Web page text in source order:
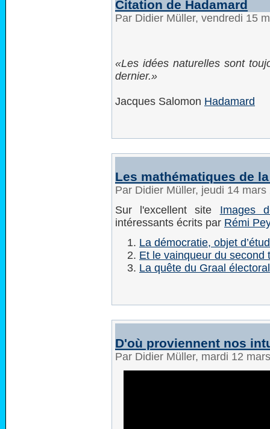
Citation de Hadamard
Par Didier Müller, vendredi 15
Les idées naturelles sont
dernier.
Jacques Salomon Hadamard
Les mathématiques de
Par Didier Müller, jeudi 14
Sur l'excellent site Images
intéressants écrits par Rémi
La démocratie, objet
Et le vainqueur du second
La quête du Graal électoral
D'où proviennent nos
Par Didier Müller, mardi 12